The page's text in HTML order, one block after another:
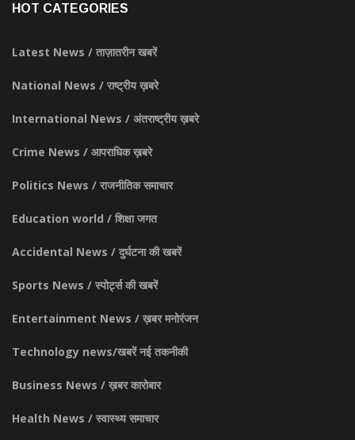
HOT CATEGORIES
Latest News / ताज़ातरीन खबरें
National News / राष्ट्रीय ख़बरे
International News / अंतराष्ट्रीय ख़बरे
Crime News / आपराधिक ख़बरे
Politics News / राजनीतिक समाचार
Education world / शिक्षा जगत
Accidental News / दुर्घटना की खबरें
Sports News / स्पोर्ट्स की खबरें
Entertainment News / ख़बर मनोरंजन
Technology news/खबरें नई तकनीकी
Business News / ख़बर कारोबार
Health News / स्वास्थ्य समाचार